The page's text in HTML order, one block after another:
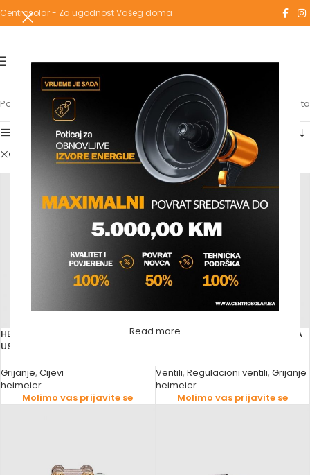
Read more
Centrosolar - Za ugodnost Vašeg doma
Početna Shop Prikaz svih 9 rezultata
Show sidebar
Clear filters heimeier
HEIMEIER CIJEV NIKLOVANA
USPONSKA Y 15X1100
Grijanje, Cijevi
heimeier
Molimo vas prijavite se
HEIMEIER GLAVA TERMOSTATSKA
Ventili, Regulacioni ventili, Grijanje
heimeier
Molimo vas prijavite se